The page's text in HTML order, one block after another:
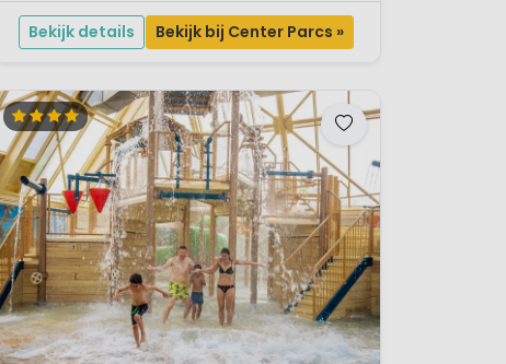
nog nooit van gehoord. Wedden dat ze - met alle...
Bekijk details Bekijk bij Center Parcs »